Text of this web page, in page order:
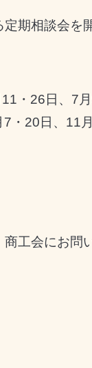
期相談会を
・26日、7
・20日、11月
工会にお問